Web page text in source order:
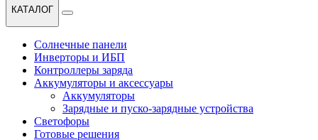
КАТАЛОГ
Солнечные панели
Инверторы и ИБП
Контроллеры заряда
Аккумуляторы и аксессуары
Аккумуляторы
Зарядные и пуско-зарядные устройства
Светофоры
Готовые решения